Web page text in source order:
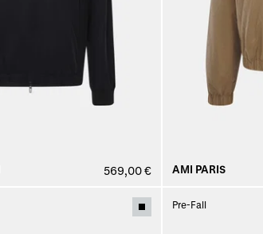
569,00 € AMI PARIS
Pre-Fall